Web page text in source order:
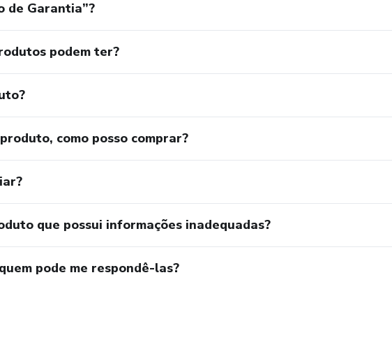
de Garantia”?
podem ter?
como posso comprar?
que possui informações inadequadas?
pode me respondê-las?